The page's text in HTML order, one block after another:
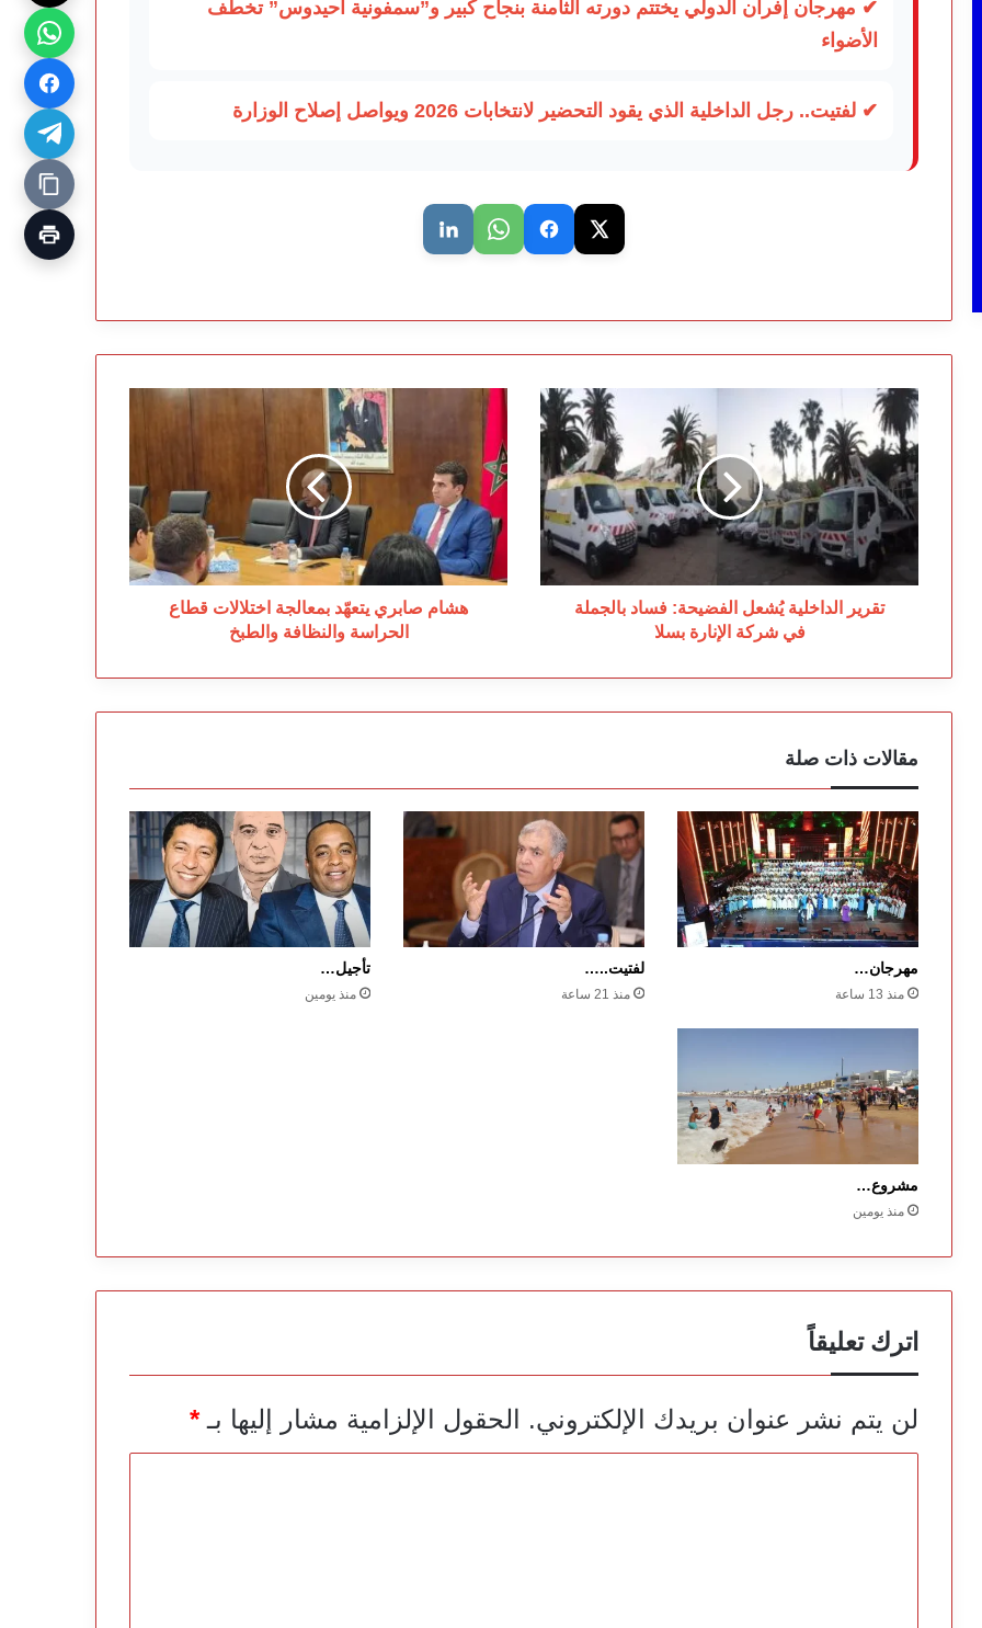
✔ مهرجان إفران الدولي يختتم دورته الثامنة بنجاح كبير و”سمفونية أحيدوس” تخطف
الأضواء
✔ لفتيت.. رجل الداخلية الذي يقود التحضير لانتخابات 2026 ويواصل إصلاح الوزارة
تقرير
الداخلية
يُشعل
الفضيحة:
فساد
بالجملة
في
شركة
الإنارة
بسلاتقرير الداخلية يُشعل الفضيحة: فساد بالجملة
في شركة الإنارة بسلا
هشام
صابري
يتعهّد
بمعالجة
اختلالات
قطاع
الحراسة
والنظافة
والطبخ
هشام صابري يتعهّد بمعالجة اختلالات قطاع
الحراسة والنظافة والطبخ
مقالات ذات صلة
مهرجان…
منذ 13 ساعة
لفتيت..…
منذ 21 ساعة
تأجيل…
منذ يومين
مشروع…
منذ يومين
اترك تعليقاً
لن يتم نشر عنوان بريدك الإلكتروني. الحقول الإلزامية مشار إليها بـ*